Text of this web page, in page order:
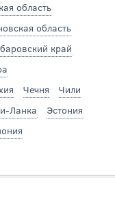
область
область
край
Чечня
Чили
Ланка
Эстония